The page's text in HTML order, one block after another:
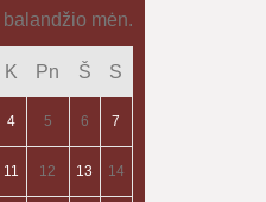
balandžio mėn.
K Pn Š S
4 5 6 7
11 12 13 14